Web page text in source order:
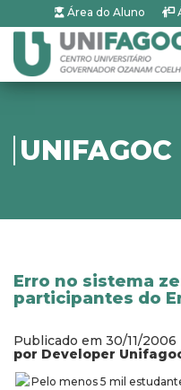
Área do Aluno
UNIFAGOC
Erro no sistema
participantes do
Publicado em 30/11/2006
por Developer
Pelo menos 5 mil